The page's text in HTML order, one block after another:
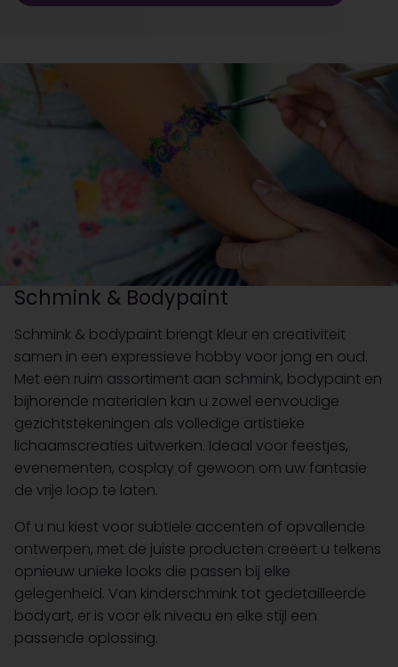
Schmink & Bodypaint
Schmink & bodypaint brengt kleur en creativiteit
samen in een expressieve hobby voor jong en oud.
Met een ruim assortiment aan schmink, bodypaint en
bijhorende materialen kan u zowel eenvoudige
gezichtstekeningen als volledige artistieke
lichaamscreaties uitwerken. Ideaal voor feestjes,
evenementen, cosplay of gewoon om uw fantasie
de vrije loop te laten.
Of u nu kiest voor subtiele accenten of opvallende
ontwerpen, met de juiste producten creëert u telkens
opnieuw unieke looks die passen bij elke
gelegenheid. Van kinderschmink tot gedetailleerde
bodyart, er is voor elk niveau en elke stijl een
passende oplossing.